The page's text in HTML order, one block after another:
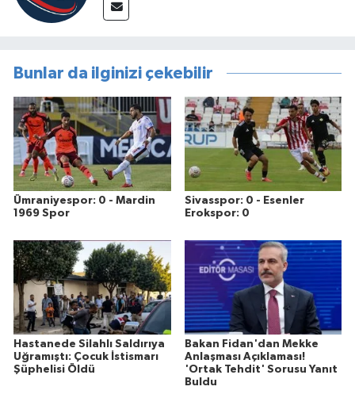
Bunlar da ilginizi çekebilir
Ümraniyespor: 0 - Mardin
1969 Spor
Sivasspor: 0 - Esenler
Erokspor: 0
Hastanede Silahlı Saldırıya
Uğramıştı: Çocuk İstismarı
Şüphelisi Öldü
Bakan Fidan'dan Mekke
Anlaşması Açıklaması!
'Ortak Tehdit' Sorusu Yanıt
Buldu